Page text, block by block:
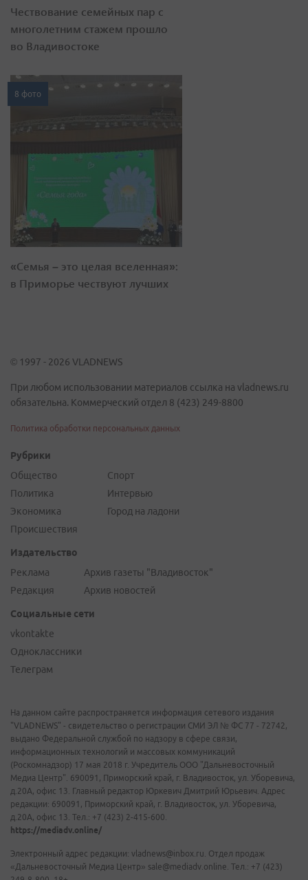
Чествование семейных пар с
многолетним стажем прошло
во Владивостоке
8 фото
«Семья – это целая вселенная»:
в Приморье чествуют лучших
© 1997 - 2026 VLADNEWS
При любом использовании материалов ссылка на vladnews.ru
обязательна. Коммерческий отдел 8 (423) 249-8800
Политика обработки персональных данных
Рубрики
Общество
Политика
Экономика
Происшествия
Спорт
Интервью
Город на ладони
Издательство
Реклама
Редакция
Архив газеты "Владивосток"
Архив новостей
Социальные сети
vkontakte
Одноклассники
Телеграм
На данном сайте распространяется информация сетевого издания
"VLADNEWS" - свидетельство о регистрации СМИ ЭЛ № ФС 77 - 72742,
выдано Федеральной службой по надзору в сфере связи,
информационных технологий и массовых коммуникаций
(Роскомнадзор) 17 мая 2018 г. Учредитель ООО "Дальневосточный
Медиа Центр". 690091, Приморский край, г. Владивосток, ул. Уборевича,
д.20А, офис 13. Главный редактор Юркевич Дмитрий Юрьевич. Адрес
редакции: 690091, Приморский край, г. Владивосток, ул. Уборевича,
д.20А, офис 13. Тел.: +7 (423) 2-415-600.
https://mediadv.online/
Электронный адрес редакции: vladnews@inbox.ru. Отдел продаж
«Дальневосточный Медиа Центр» sale@mediadv.online. Тел.: +7 (423)